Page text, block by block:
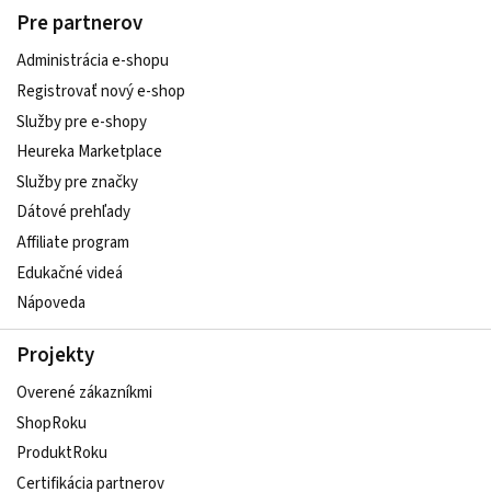
Pre partnerov
Administrácia e-shopu
Registrovať nový e-shop
Služby pre e‑shopy
Heureka Marketplace
Služby pre značky
Dátové prehľady
Affiliate program
Edukačné videá
Nápoveda
Projekty
Overené zákazníkmi
ShopRoku
ProduktRoku
Certifikácia partnerov